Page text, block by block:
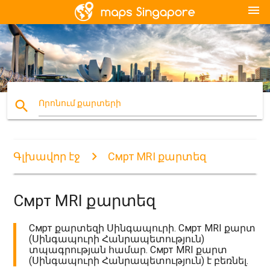
menu
search Որոնում քարտերի
Գլխավոր էջ Смрт MRI քարտեզ
Смрт MRI քարտեզ
Смрт քարտեզի Սինգապուրի. Смрт MRI քարտ
(Սինգապուրի Հանրապետություն)
տպագրության համար. Смрт MRI քարտ
(Սինգապուրի Հանրապետություն) է բեռնել.